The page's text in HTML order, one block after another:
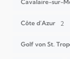
Cavalaire-sur-
Côte d’Azur 2
Golf von St.